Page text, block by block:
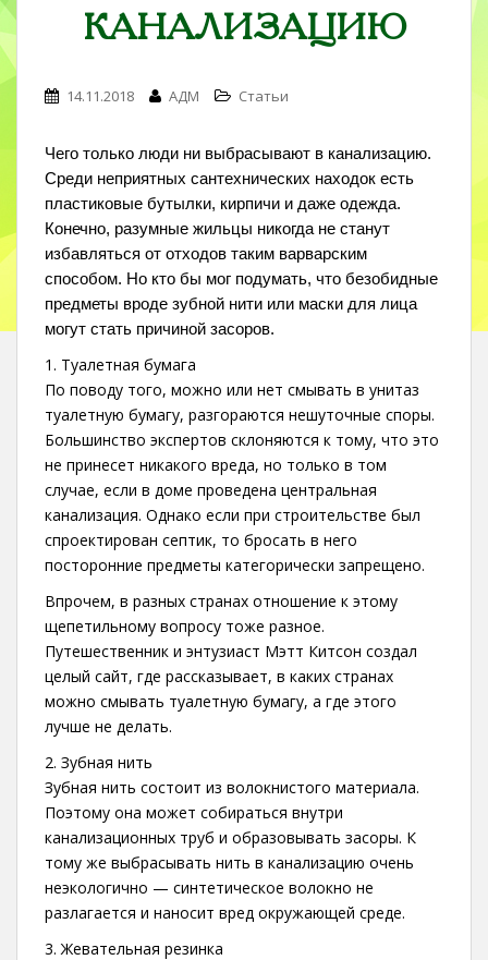
КАНАЛИЗАЦИЮ
14.11.2018 АДМ Статьи
Чего только люди ни выбрасывают в канализацию.
Среди неприятных сантехнических находок есть
пластиковые бутылки, кирпичи и даже одежда.
Конечно, разумные жильцы никогда не станут
избавляться от отходов таким варварским
способом. Но кто бы мог подумать, что безобидные
предметы вроде зубной нити или маски для лица
могут стать причиной засоров.
1. Туалетная бумага
По поводу того, можно или нет смывать в унитаз
туалетную бумагу, разгораются нешуточные споры.
Большинство экспертов склоняются к тому, что это
не принесет никакого вреда, но только в том
случае, если в доме проведена центральная
канализация. Однако если при строительстве был
спроектирован септик, то бросать в него
посторонние предметы категорически запрещено.
Впрочем, в разных странах отношение к этому
щепетильному вопросу тоже разное.
Путешественник и энтузиаст Мэтт Китсон создал
целый сайт, где рассказывает, в каких странах
можно смывать туалетную бумагу, а где этого
лучше не делать.
2. Зубная нить
Зубная нить состоит из волокнистого материала.
Поэтому она может собираться внутри
канализационных труб и образовывать засоры. К
тому же выбрасывать нить в канализацию очень
неэкологично — синтетическое волокно не
разлагается и наносит вред окружающей среде.
3. Жевательная резинка